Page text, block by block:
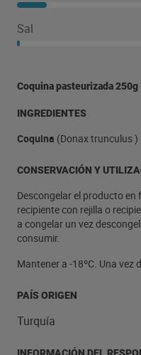
Sal
Coquina pasteurizada 250g
INGREDIENTES
Coquina (Donax trunculus )
CONSERVACIÓN Y
Descongelar el producto
recipiente con rejilla o
a congelar un vez
consumir.
Mantener a -18ºC. Una vez
PAÍS ORIGEN
Turquía